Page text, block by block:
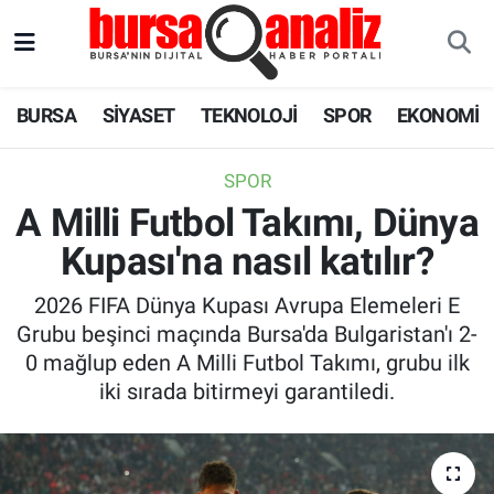
BURSA SİYASET TEKNOLOJİ SPOR EKONOMİ
SPOR
A Milli Futbol Takımı, Dünya
Kupası'na nasıl katılır?
2026 FIFA Dünya Kupası Avrupa Elemeleri E
Grubu beşinci maçında Bursa'da Bulgaristan'ı 2-
0 mağlup eden A Milli Futbol Takımı, grubu ilk
iki sırada bitirmeyi garantiledi.
SPOR
EKONOMİ
SAĞLIK
BLOG
Süper Lig Puan Durumu ve Fikstür
Tüm Manşetler
Son Dakika Haberleri